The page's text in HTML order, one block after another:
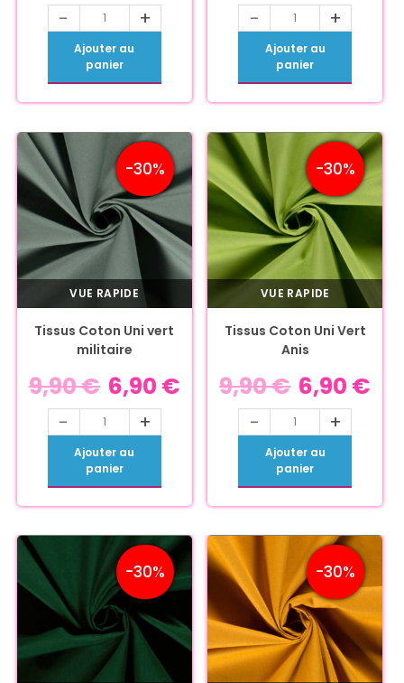
- +
Ajouter au
panier
- +
Ajouter au
panier
-30%
VUE RAPIDE
Tissus Coton Uni vert
militaire
9,90€ 6,90 €
- +
Ajouter au
panier
-30%
VUE RAPIDE
Tissus Coton Uni Vert
Anis
9,90€ 6,90 €
- +
Ajouter au
panier
-30% -30%